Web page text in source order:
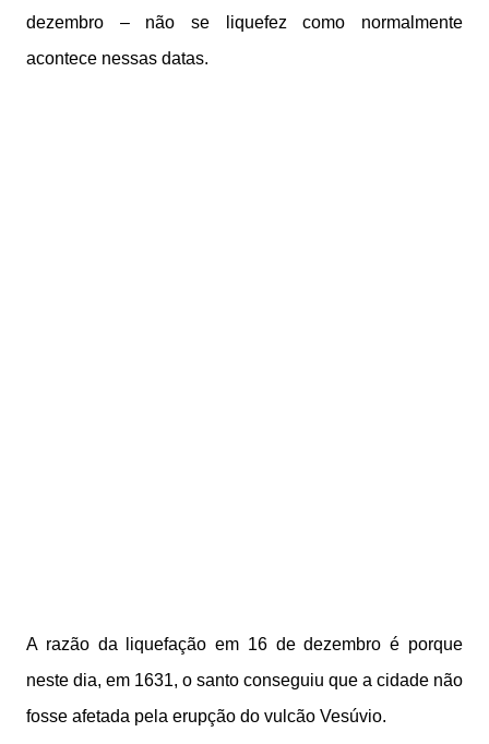
dezembro – não se liquefez como normalmente
acontece nessas datas.
A razão da liquefação em 16 de dezembro é porque
neste dia, em 1631, o santo conseguiu que a cidade não
fosse afetada pela erupção do vulcão Vesúvio.